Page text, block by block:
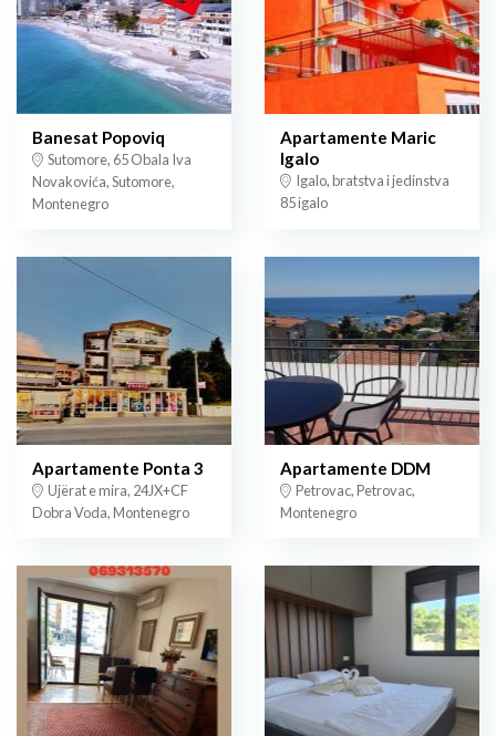
Banesat Popoviq
Sutomore, 65 Obala Iva
Novakovića, Sutomore,
Montenegro
Apartamente Maric
Igalo
Igalo, bratstva i jedinstva
85 igalo
Apartamente Ponta 3
Ujërat e mira, 24JX+CF
Dobra Voda, Montenegro
Apartamente DDM
Petrovac, Petrovac,
Montenegro